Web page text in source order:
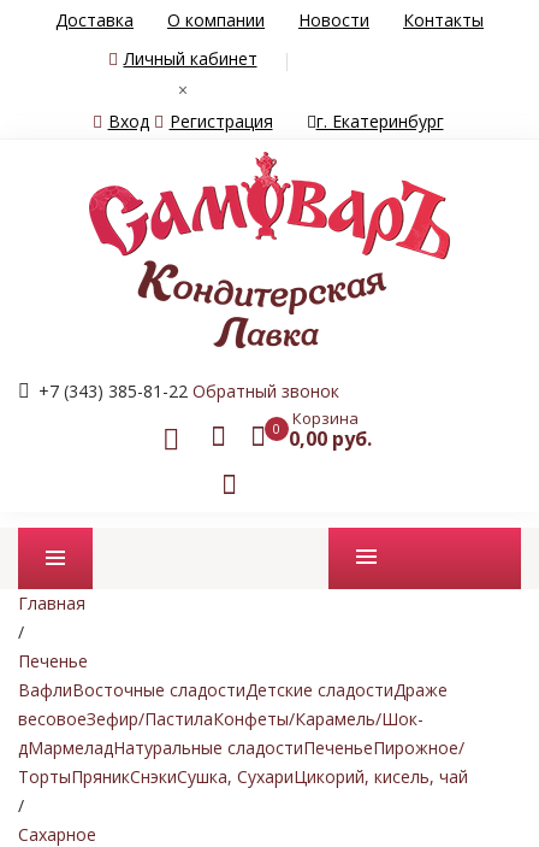
Доставка О компании Новости
Контакты
Личный кабинет
×
Вход
Регистрация г. Екатеринбург
+7 (343) 385-81-22 Обратный звонок
0 Корзина
0,00 руб.
Промо товары
Главная
/
Печенье
ВафлиВосточные сладостиДетские сладостиДраже
весовоеЗефир/ПастилаКонфеты/Карамель/Шок-
дМармеладНатуральные сладостиПеченьеПирожное/
ТортыПряникСнэкиСушка, СухариЦикорий, кисель, чай
/
Сахарное